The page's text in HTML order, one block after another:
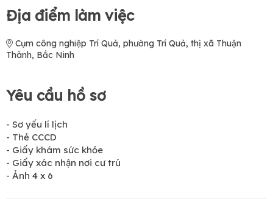
Địa điểm làm việc
Cụm công nghiệp Trí Quả, phường Trí Quả, thị xã Thuận
Thành, Bắc Ninh
Yêu cầu hồ sơ
- Sơ yếu lí lịch
- Thẻ CCCD
- Giấy khám sức khỏe
- Giấy xác nhận nơi cư trú
- Ảnh 4 x 6